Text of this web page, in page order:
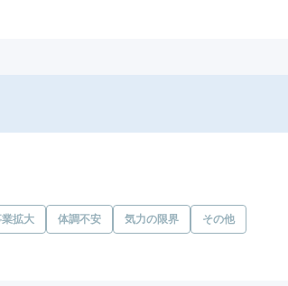
拡大 体調不安 気力の限界 その他